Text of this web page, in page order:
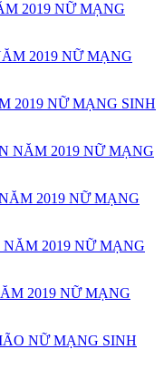
2019 NỮ MẠNG
2019 NỮ MẠNG SINH
2019 NỮ MẠNG
2019 NỮ MẠNG